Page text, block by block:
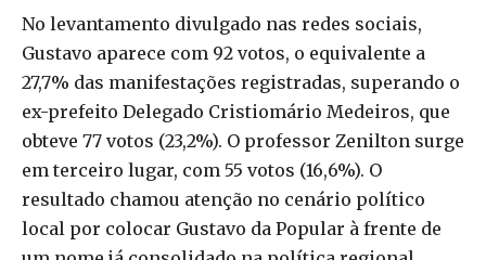
No levantamento divulgado nas redes sociais,
Gustavo aparece com 92 votos, o equivalente a
27,7% das manifestações registradas, superando o
ex-prefeito Delegado Cristiomário Medeiros, que
obteve 77 votos (23,2%). O professor Zenilton surge
em terceiro lugar, com 55 votos (16,6%). O
resultado chamou atenção no cenário político
local por colocar Gustavo da Popular à frente de